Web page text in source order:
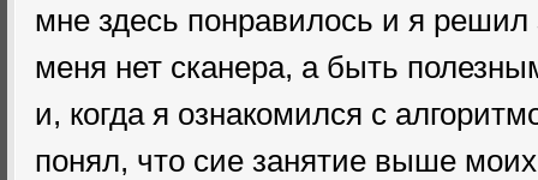
мне здесь понравилось и я решил
меня нет сканера, а быть
и, когда я ознакомился с
понял, что сие занятие выше